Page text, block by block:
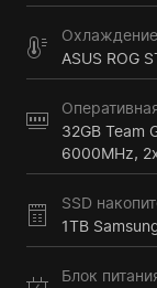
Охлаждение
ASUS ROG
32GB Team
6000MHz,
SSD
1TB
Блок